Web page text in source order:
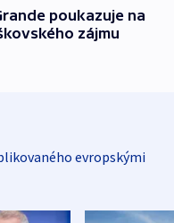
poukazuje na
zájmu
evropskými